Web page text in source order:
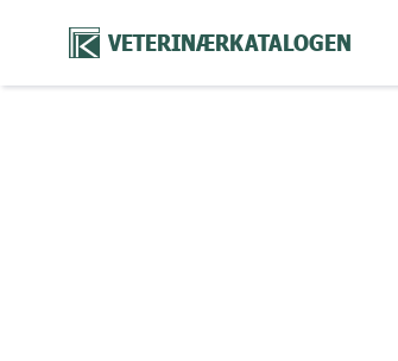
VETERINÆRKATALOGEN